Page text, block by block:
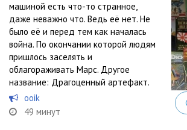
машиной есть что-то странное,
даже неважно что. Ведь её нет. Не
было её и перед тем как началась
война. По окончании которой людям
пришлось заселять и
облагораживать Марс. Другое
название: Драгоценный артефакт.
ooik
49 минут